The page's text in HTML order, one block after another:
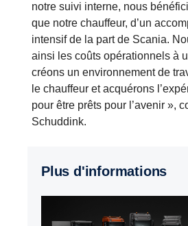
notre suivi interne, nous
que notre chauffeur, d’un
intensif de la part de Scania.
ainsi les coûts opérationnels à
créons un environnement de
le chauffeur et acquérons
pour être prêts pour l’avenir »,
Schuddink.
Plus d'informations